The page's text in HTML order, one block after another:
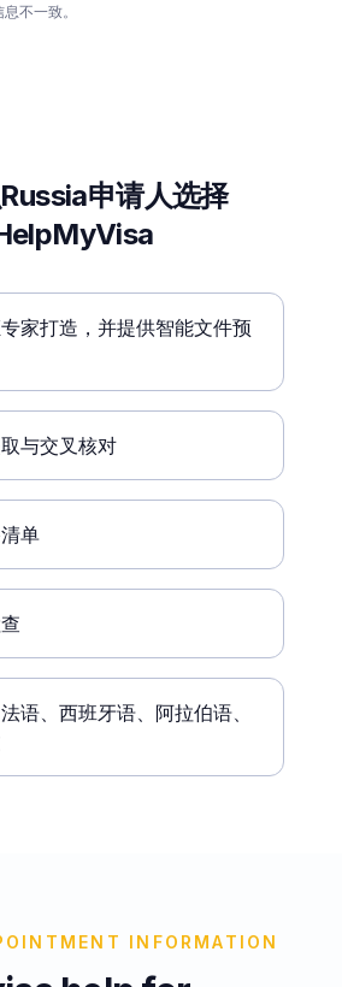
不一致。
申请人选择
家打造，并提供智能文件预
与交叉核对
单
语、西班牙语、阿拉伯语、
INFORMATION